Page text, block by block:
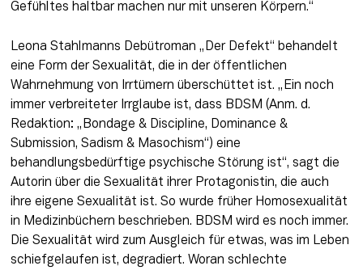
Gefühltes haltbar machen nur mit unseren Körpern.“
Leona Stahlmanns Debütroman „Der Defekt“ behandelt
eine Form der Sexualität, die in der öffentlichen
Wahrnehmung von Irrtümern überschüttet ist. „Ein noch
immer verbreiteter Irrglaube ist, dass BDSM (Anm. d.
Redaktion: „Bondage & Discipline, Dominance &
Submission, Sadism & Masochism“) eine
behandlungsbedürftige psychische Störung ist“, sagt die
Autorin über die Sexualität ihrer Protagonistin, die auch
ihre eigene Sexualität ist. So wurde früher Homosexualität
in Medizinbüchern beschrieben. BDSM wird es noch immer.
Die Sexualität wird zum Ausgleich für etwas, was im Leben
schiefgelaufen ist, degradiert. Woran schlechte